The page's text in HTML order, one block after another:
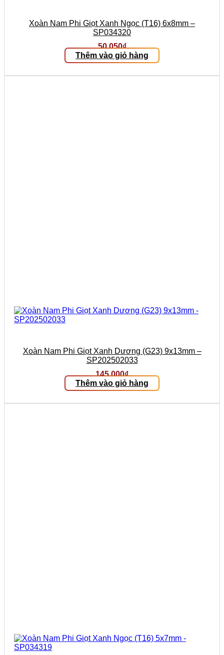
Xoàn Nam Phi Giọt Xanh Ngọc (T16) 6x8mm –
SP034320
50.050₫
Thêm vào giỏ hàng
Xoàn Nam Phi Giọt Xanh Dương (G23) 9x13mm –
SP202502033
145.000₫
Thêm vào giỏ hàng